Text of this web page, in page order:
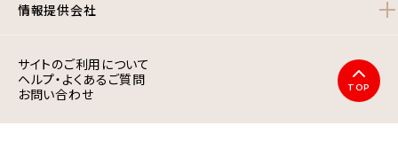
情報提供会社
サイトのご利用について
ヘルプ・よくあるご質問
お問い合わせ
TOP